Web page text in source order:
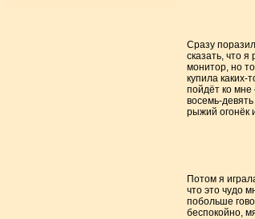
Сразу
сказать, что
монитор, но
купила каких-
пойдёт ко мне
восемь-
рыжий огонёк
Потом я
что это чудо
побольше
беспокойно,